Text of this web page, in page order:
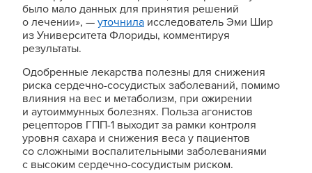
было мало данных для принятия решений
о лечении», — уточнила исследователь Эми Шир
из Университета Флориды, комментируя
результаты.
Одобренные лекарства полезны для снижения
риска сердечно-сосудистых заболеваний, помимо
влияния на вес и метаболизм, при ожирении
и аутоиммунных болезнях. Польза агонистов
рецепторов ГПП-1 выходит за рамки контроля
уровня сахара и снижения веса у пациентов
со сложными воспалительными заболеваниями
с высоким сердечно-сосудистым риском.